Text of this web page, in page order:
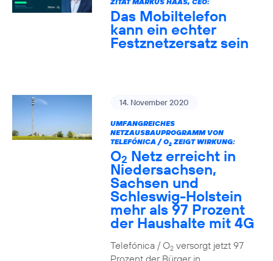
Das Mobiltelefon
kann ein echter
Festznetzersatz sein
14. November 2020
UMFANGREICHES
NETZAUSBAUPROGRAMM VON
TELEFÓNICA / O2ZEIGT WIRKUNG:
O2 Netz erreicht in
Niedersachsen,
Sachsen und
Schleswig-Holstein
mehr als 97 Prozent
der Haushalte mit 4G
Telefónica / O2versorgt jetzt 97
Prozent der Bürger in